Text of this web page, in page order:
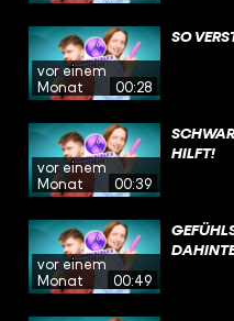
vor einem
Monat
00:28
SO
vor einem
Monat
00:39
HILFT!
vor einem
Monat
00:49